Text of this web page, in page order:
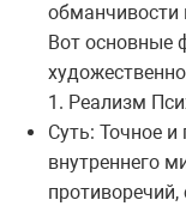
обманчивости
Вот основные
1. Реализм
Суть: Точное и
внутреннего